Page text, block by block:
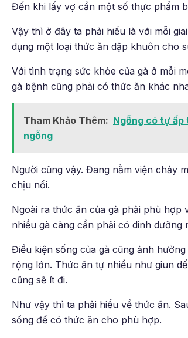
Đến khi lấy vợ cần một số thực phẩm
Vậy thì ở đây ta phải hiểu là với mỗi
dụng một loại thức ăn dập khuôn cho
Với tình trạng sức khỏe của gà ở mỗi
gà bệnh cũng phải có thức ăn khác
Tham Khảo Thêm: Ngỗng có tự ấp
ngỗng
Người cũng vậy. Đang nằm viện chảy
chịu nổi.
Ngoài ra thức ăn của gà phải phù hợp
nhiều gà càng cần phải có dinh dưỡng
Điều kiện sống của gà cũng ảnh
rộng lớn. Thức ăn tự nhiều như giun
cũng sẽ ít đi.
Như vậy thì ta phải hiểu về thức ăn.
sống để có thức ăn cho phù hợp.